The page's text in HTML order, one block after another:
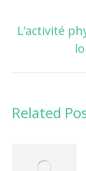
L’activité
Related